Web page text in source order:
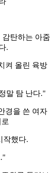
탄하는 아줌
.
켜 올린 육방
말 탐 난다."
경을 쓴 여자
작했다.